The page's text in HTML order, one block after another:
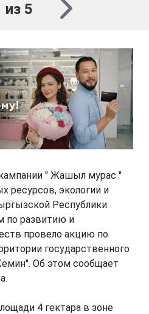
из 5
" Жашыл мурас "
ресурсов, экологии и
Республики
по развитию и
провело акцию по
государственного
Об этом сообщает
4 гектара в зоне